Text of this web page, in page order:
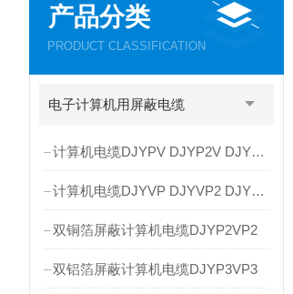
产品分类
PRODUCT CLASSIFICATION
电子计算机用屏蔽电缆
计算机电缆DJYPV DJYP2V DJYP3V
计算机电缆DJYVP DJYVP2 DJYVP3
双铜箔屏蔽计算机电缆DJYP2VP2
双铝箔屏蔽计算机电缆DJYP3VP3